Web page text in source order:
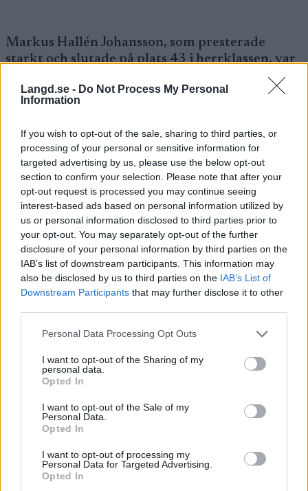
Langd.se - Do Not Process My Personal
Information
If you wish to opt-out of the sale, sharing to third parties, or
processing of your personal or sensitive information for
targeted advertising by us, please use the below opt-out
section to confirm your selection. Please note that after your
opt-out request is processed you may continue seeing
interest-based ads based on personal information utilized by
us or personal information disclosed to third parties prior to
your opt-out. You may separately opt-out of the further
disclosure of your personal information by third parties on the
IAB’s list of downstream participants. This information may
also be disclosed by us to third parties on the IAB’s List of
Downstream Participants that may further disclose it to other
Please note that this website/app uses one or more Google
not limited to your visit or usage behaviour. You may click to
grant or deny consent to Google and its third-party tags to
use your data for below specified purposes in below Google
consent section.
Personal Data Processing Opt Outs
I want to opt-out of the Sharing of my
personal data.
Opted In
I want to opt-out of the Sale of my
Personal Data.
Opted In
I want to opt-out of processing my
Personal Data for Targeted Advertising.
Opted In
Markus Hallén Johansson, som presterade
starkt och slutade på plats 43 i herrklassen, var
nöjd med sin insats men hade hoppats på mer.
– Det kändes faktiskt bättre igår, så jag hade
seniorer är med och håller i deras träningar ett
par gånger per år och vi är säkra på att det
kommer krylla av offerdalingar i
seniorklasserna om fem till tio år, säger Markus.
Under vintern som gick fanns Svenska Spel och
deras Hejapriset närvarande vid varje cuphelg
och totalt delades 115 000 kronor ut som
fördelats mellan åkare och deras klubbar. Under
sommaren har engagemanget fortsatt med
Hejapriset vid varje tävlingshelg i Svenska Spel
Sara Pettersson, sponsringsansvarig på Svenska
Spel, betonar vikten av att ge tillbaka till
idrotten.
– Svenska Spel är Sveriges största
idrottssponsor, från ungdom till elit. Det känns
självklart att vi möjliggör för några av våra